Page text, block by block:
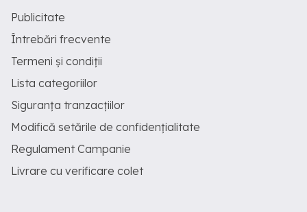
Publicitate
Întrebări frecvente
Termeni și condiții
Lista categoriilor
Siguranța tranzacțiilor
Modifică setările de confidențialitate
Regulament Campanie
Livrare cu verificare colet